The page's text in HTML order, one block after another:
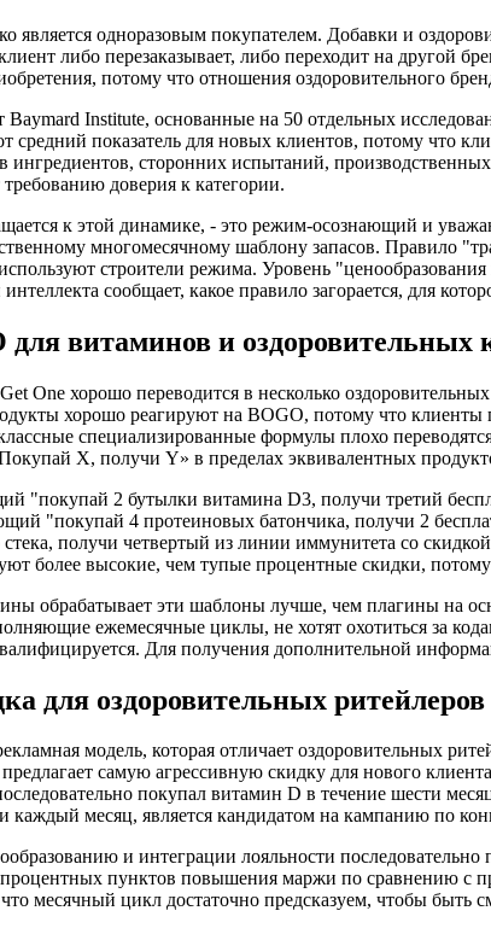
является одноразовым покупателем. Добавки и
либо перезаказывает, либо переходит на другой
потому что отношения оздоровительного
Institute, основанные на 50 отдельных
средний показатель для новых клиентов, потому что
ингредиентов, сторонних испытаний,
требованию доверия к категории.
к этой динамике, - это режим-осознающий и
многомесячному шаблону запасов. Правило
строители режима. Уровень
сообщает, какое правило загорается, для
для витаминов и оздоровительных
One хорошо переводится в несколько
хорошо реагируют на BOGO, потому что
специализированные формулы плохо
X, получи Y» в пределах эквивалентных
"покупай 2 бутылки витамина D3, получи третий
"покупай 4 протеиновых батончика, получи 2
стека, получи четвертый из линии иммунитета со
более высокие, чем тупые процентные скидки,
обрабатывает эти шаблоны лучше, чем плагины на
ежемесячные циклы, не хотят охотиться за
Для получения дополнительной
для оздоровительных ритейлеров
модель, которая отличает оздоровительных
предлагает самую агрессивную скидку для нового
покупал витамин D в течение шести
каждый месяц, является кандидатом на кампанию по
и интеграции лояльности
пунктов повышения маржи по сравнению с
месячный цикл достаточно предсказуем, чтобы